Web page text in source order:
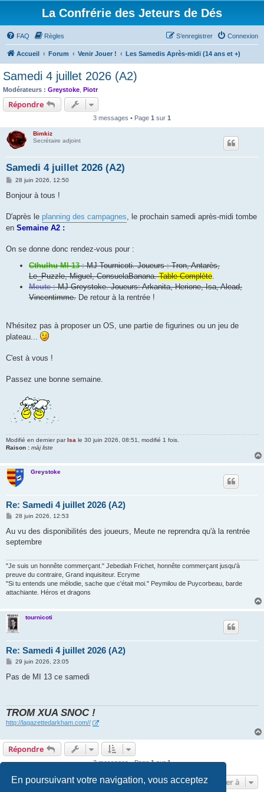
En poursuivant votre navigation, vous acceptez
La Confrérie des Jeteurs de Dés
FAQ Règles Connexion
S’enregistrer
Accueil Forum Venir Jouer ! Les Samedis Après-midi (14 ans et +)
Samedi 4 juillet 2026 (A2)
Modérateurs : Greystoke Piotr
Répondre
3 messages • Page 1 sur 1
Bimkiz
Secrétaire adjoint
Samedi 4 juillet 2026 (A2)
M
s
g
28 juin 2026, 12:50
Bonjour à tous !
D'après le planning des campagnes , le prochain samedi après-midi tombe
en Semaine A2 :
On se donne donc rendez-vous pour :
Cthulhu MI-13: MJ Tournicoti. Joueurs : Tron, Antarès,
Le_Puzzle, Miguel, ConsuelaBanana.Table Complète
Meute: MJ Greystoke. Joueurs: Arkanita, Herione, Isa, Alead,
Vincentimme. De retour à la rentrée !
N'hésitez pas à proposer un OS, une partie de figurines ou un jeu de
plateau...
C'est à vous !
Passez une bonne semaine.
Modifié en dernier parIsa le 30 juin 2026, 08:51, modifié 1 fois.
Raison : màj liste
Greystoke
Re: Samedi 4 juillet 2026 (A2)
M
s
a
28 juin 2026, 12:53
Au vu des disponibilités des joueurs, Meute ne reprendra qu'à la rentrée
septembre
"Je suis un honnête commerçant." Jebediah Frichet, honnête commerçant jusqu'à
preuve du contraire, Grand inquisiteur. Ecryme
"Si tu entends une mélodie, sache que c'était moi." Peymilou de Puycorbeau, barde
attachiante. Héros et dragons
tournicoti
Re: Samedi 4 juillet 2026 (A2)
M
s
29 juin 2026, 23:05
Pas de MI 13 ce samedi
TROM XUA SNOC !
http://lagazettedarkham.com//
Répondre
3 messages • Page1sur1
Aller à